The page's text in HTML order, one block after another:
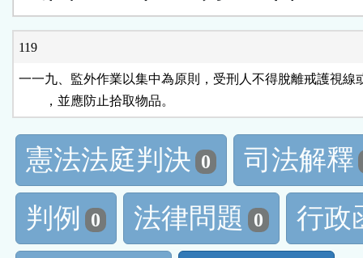
119
一一九、監外作業以集中為原則，受刑人不得脫離戒護視線
        ，並應防止拾取物品。
憲法法庭判決 0
司法解釋
判例
0 法律問題 0
行政